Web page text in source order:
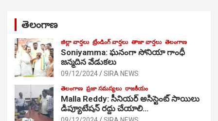
తెలంగాణ
జిల్లా వార్తలు ట్రేండింగ్ వార్తలు తాజా వార్తలు తెలంగాణ
Soniyamma: ఘ‌నంగా సోనియా గాంధీ
జ‌న్మ‌దిన వేడుక‌లు
09/12/2024 SIRA NEWS
తెలంగాణ ప్రజా సమస్యలు రాజకీయం
Malla Reddy: సీనియర్ అసిస్టెంట్ సాయిలు
డిప్యూటేషన్ రద్దు చేయాలి…